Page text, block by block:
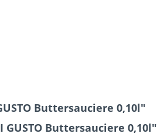
Buttersauciere 0,10l"
Buttersauciere 0,10l"